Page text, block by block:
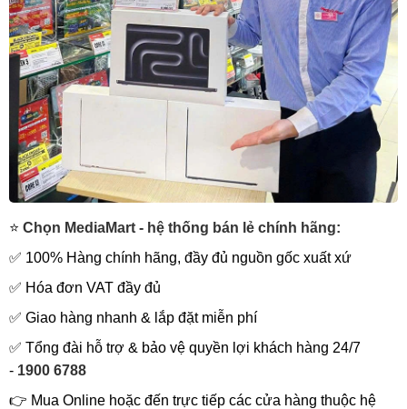
⭐ Chọn MediaMart - hệ thống bán lẻ chính hãng:
✅ 100% Hàng chính hãng, đầy đủ nguồn gốc xuất xứ
✅ Hóa đơn VAT đầy đủ
✅ Giao hàng nhanh & lắp đặt miễn phí
✅ Tổng đài hỗ trợ & bảo vệ quyền lợi khách hàng 24/7
- 1900 6788
👉 Mua Online hoặc đến trực tiếp các cửa hàng thuộc hệ